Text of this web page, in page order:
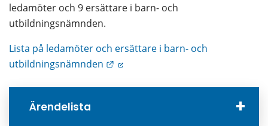
ledamöter och 9 ersättare i barn- och
utbildningsnämnden.
Lista på ledamöter och ersättare i barn- och
utbildningsnämnden
Länk till annan webbplats.
Ärendelista